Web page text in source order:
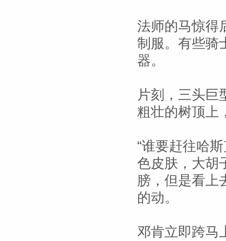
法师的马惊得
制服。有些骑
器。
片刻，三头巨
粗壮的树顶上
“谁要赶往哈
色皮肤，大胡
膀，但是看上
的动。
邓肯立即跨马